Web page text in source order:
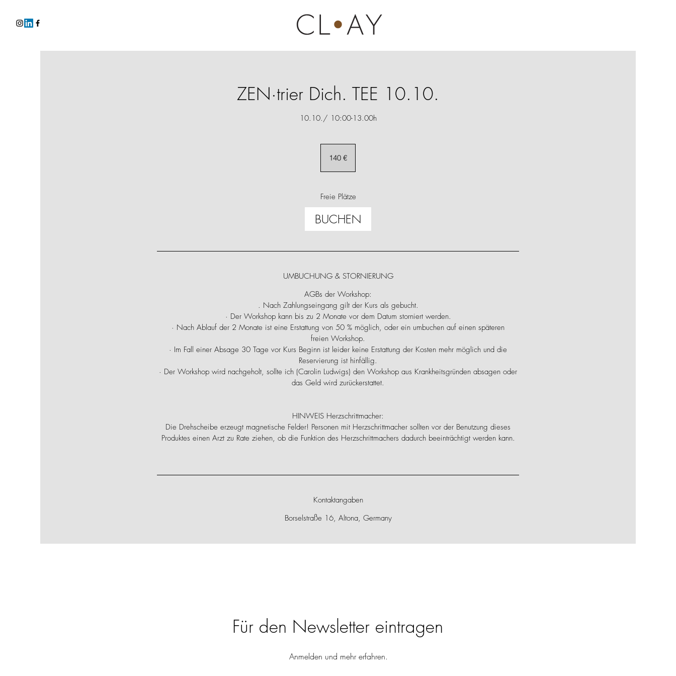
ZEN·trier Dich. TEE 10.10.
10.10./ 10:00-13.00h
140 €
Freie Plätze
BUCHEN
UMBUCHUNG & STORNIERUNG
AGBs der Workshop:
. Nach Zahlungseingang gilt der Kurs als gebucht.
· Der Workshop kann bis zu 2 Monate vor dem Datum storniert werden.
· Nach Ablauf der 2 Monate ist eine Erstattung von 50 % möglich, oder ein umbuchen auf einen späteren
freien Workshop.
· Im Fall einer Absage 30 Tage vor Kurs Beginn ist leider keine Erstattung der Kosten mehr möglich und die
Reservierung ist hinfällig.
· Der Workshop wird nachgeholt, sollte ich (Carolin Ludwigs) den Workshop aus Krankheitsgründen absagen oder
das Geld wird zurückerstattet.
HINWEIS Herzschrittmacher:
Die Drehscheibe erzeugt magnetische Felder! Personen mit Herzschrittmacher sollten vor der Benutzung dieses
Produktes einen Arzt zu Rate ziehen, ob die Funktion des Herzschrittmachers dadurch beeinträchtigt werden kann.
Kontaktangaben
Borselstraße 16, Altona, Germany
Für den Newsletter eintragen
Anmelden und mehr erfahren.